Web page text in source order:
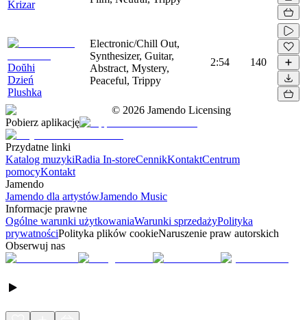
Krizar
Doŭhi
Dzień
Plushka
Electronic/Chill Out,
Synthesizer, Guitar,
Abstract, Mystery,
Peaceful, Trippy
2:54 140
© 2026 Jamendo Licensing
Pobierz aplikację
Przydatne linki
Katalog muzykiRadia In-storeCennikKontaktCentrum
pomocyKontakt
Jamendo
Jamendo dla artystówJamendo Music
Informacje prawne
Ogólne warunki użytkowaniaWarunki sprzedażyPolityka
prywatnościPolityka plików cookieNaruszenie praw autorskich
Obserwuj nas